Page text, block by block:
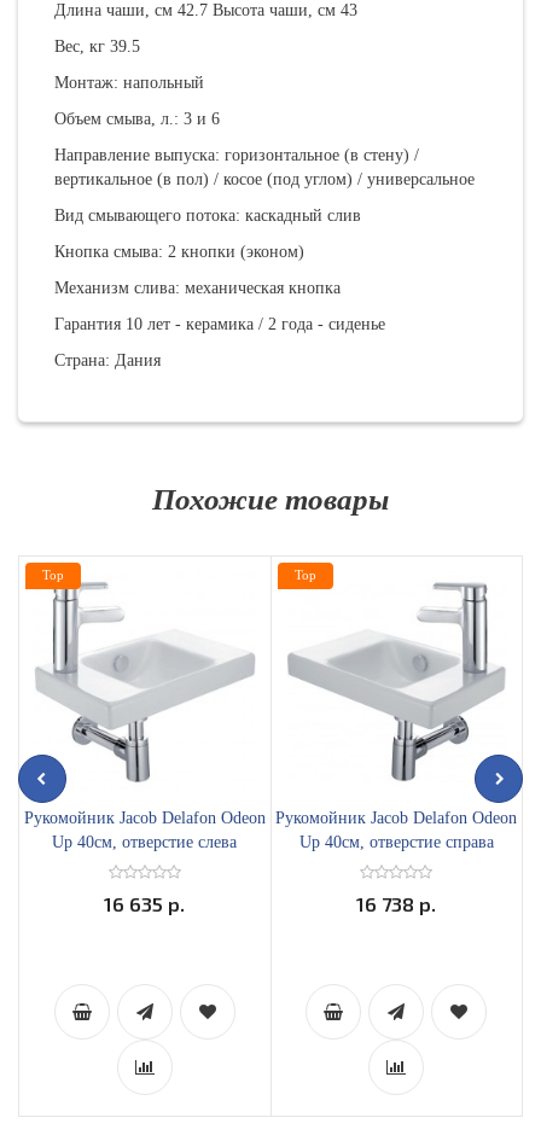
Длина чаши, см 42.7 Высота чаши, см 43
Вес, кг 39.5
Монтаж: напольный
Объем смыва, л.: 3 и 6
Направление выпуска: горизонтальное (в стену) /
вертикальное (в пол) / косое (под углом) / универсальное
Вид смывающего потока: каскадный слив
Кнопка смыва: 2 кнопки (эконом)
Механизм слива: механическая кнопка
Гарантия 10 лет - керамика / 2 года - сиденье
Страна: Дания
Похожие товары
Рукомойник Jacob Delafon Odeon
Up 40см, отверстие слева
16 635 р.
Top
Рукомойник Jacob Delafon Odeon
Up 40см, отверстие справа
16 738 р.
Top